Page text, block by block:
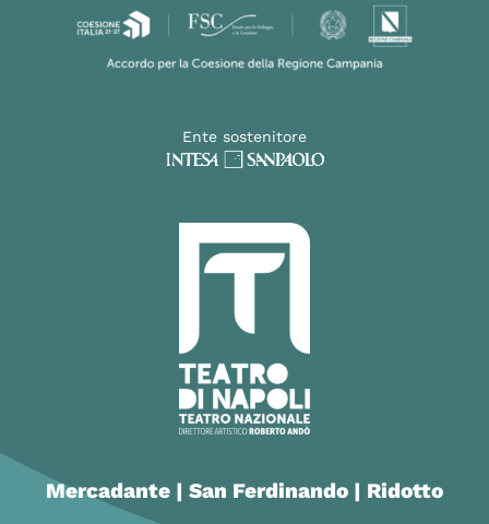
Ente sostenitore
Mercadante | San Ferdinando | Ridotto